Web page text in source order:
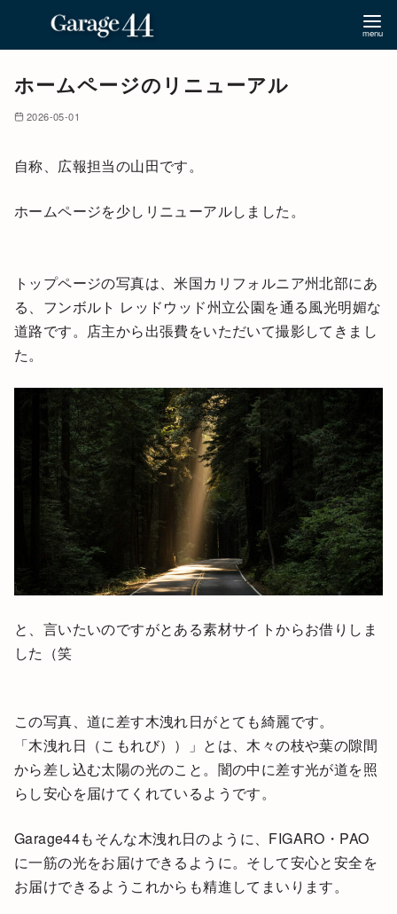
ホームページのリニューアル
2026-05-01
自称、広報担当の山田です。
ホームページを少しリニューアルしました。
トップページの写真は、米国カリフォルニア州北部にあ
る、フンボルト レッドウッド州立公園を通る風光明媚な
道路です。店主から出張費をいただいて撮影してきまし
た。
と、言いたいのですがとある素材サイトからお借りしま
した（笑
この写真、道に差す木洩れ日がとても綺麗です。
「木洩れ日（こもれび））」とは、木々の枝や葉の隙間
から差し込む太陽の光のこと。闇の中に差す光が道を照
らし安心を届けてくれているようです。
Garage44もそんな木洩れ日のように、FIGARO・PAO
に一筋の光をお届けできるように。そして安心と安全を
お届けできるようこれからも精進してまいります。